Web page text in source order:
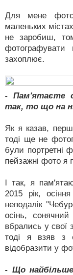
Для мене
маленьких
не заробиш,
захоплює.
- Пам'ятаєте
так, то що на
Як я казав,
тоді ще не
були портретні
пейзажні фото я
І так, я
2015 рік,
неподалік
осінь,
вбрались у свої
тоді я взяв з
відобразити у
- Що